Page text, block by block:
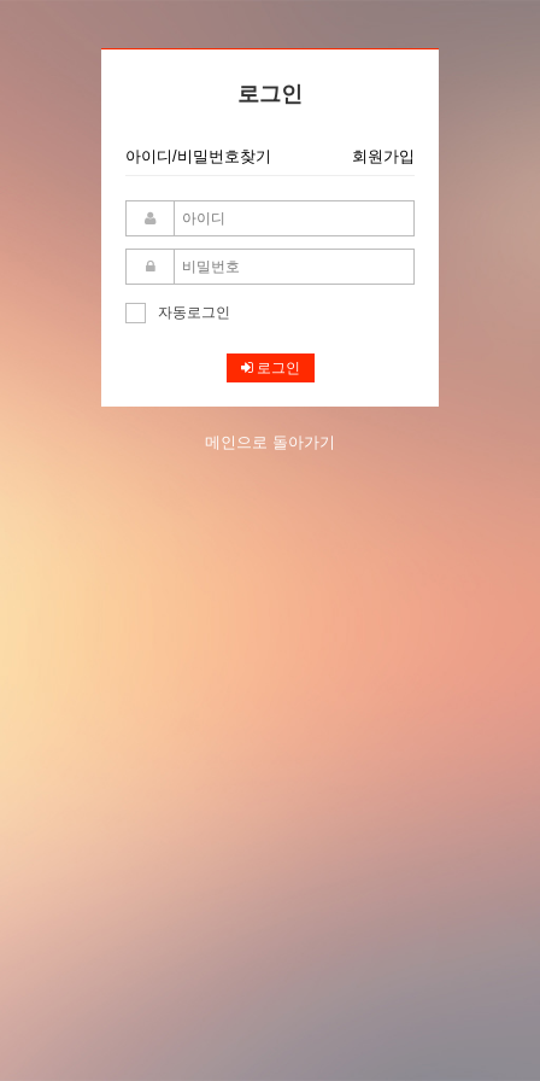
로그인
아이디/비밀번호찾기 회원가입
자동로그인
로그인
메인으로 돌아가기